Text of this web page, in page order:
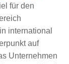
für den
international
auf
Unternehmen